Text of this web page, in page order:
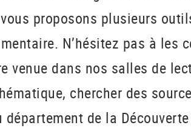
proposons plusieurs
N’hésitez pas à les
venue dans nos salles de
chercher des
de la